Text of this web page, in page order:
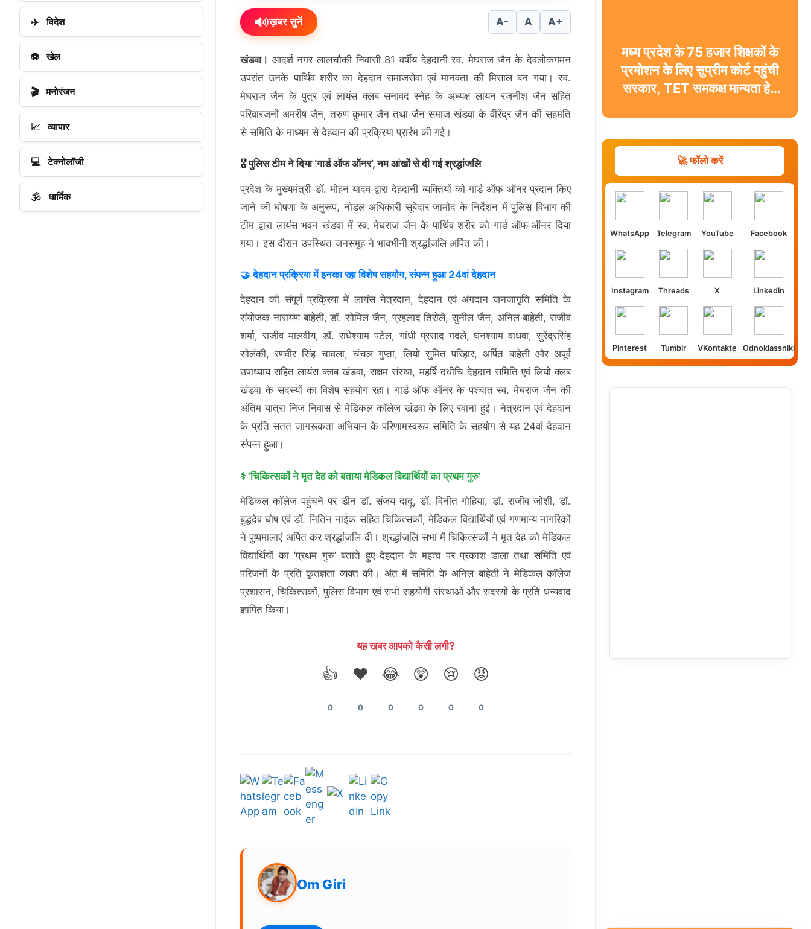
ख़बर सुनें A- A A+
खंडवा। आदर्श नगर लालचौकी निवासी 81 वर्षीय देहदानी स्व. मेघराज जैन के देवलोकगमन
उपरांत उनके पार्थिव शरीर का देहदान समाजसेवा एवं मानवता की मिसाल बन गया। स्व.
मेघराज जैन के पुत्र एवं लायंस क्लब सनावद स्नेह के अध्यक्ष लायन रजनीश जैन सहित
परिवारजनों अमरीष जैन, तरुण कुमार जैन तथा जैन समाज खंडवा के वीरेंद्र जैन की सहमति
से समिति के माध्यम से देहदान की प्रक्रिया प्रारंभ की गई।
🎖️ पुलिस टीम ने दिया ‘गार्ड ऑफ ऑनर’, नम आंखों से दी गई श्रद्धांजलि
प्रदेश के मुख्यमंत्री डॉ. मोहन यादव द्वारा देहदानी व्यक्तियों को गार्ड ऑफ ऑनर प्रदान किए
जाने की घोषणा के अनुरूप, नोडल अधिकारी सूबेदार जामोद के निर्देशन में पुलिस विभाग की
टीम द्वारा लायंस भवन खंडवा में स्व. मेघराज जैन के पार्थिव शरीर को गार्ड ऑफ ऑनर दिया
गया। इस दौरान उपस्थित जनसमूह ने भावभीनी श्रद्धांजलि अर्पित की।
🤝 देहदान प्रक्रिया में इनका रहा विशेष सहयोग, संपन्न हुआ 24वां देहदान
देहदान की संपूर्ण प्रक्रिया में लायंस नेत्रदान, देहदान एवं अंगदान जनजागृति समिति के
संयोजक नारायण बाहेती, डॉ. सोमिल जैन, प्रहलाद तिरोले, सुनील जैन, अनिल बाहेती, राजीव
शर्मा, राजीव मालवीय, डॉ. राधेश्याम पटेल, गांधी प्रसाद गदले, घनश्याम वाधवा, सुरेंद्रसिंह
सोलंकी, रणवीर सिंह चावला, चंचल गुप्ता, लियो सुमित परिहार, अर्पित बाहेती और अपूर्व
उपाध्याय सहित लायंस क्लब खंडवा, सक्षम संस्था, महर्षि दधीचि देहदान समिति एवं लियो क्लब
खंडवा के सदस्यों का विशेष सहयोग रहा। गार्ड ऑफ ऑनर के पश्चात स्व. मेघराज जैन की
अंतिम यात्रा निज निवास से मेडिकल कॉलेज खंडवा के लिए रवाना हुई। नेत्रदान एवं देहदान
के प्रति सतत जागरूकता अभियान के परिणामस्वरूप समिति के सहयोग से यह 24वां देहदान
संपन्न हुआ।
⚕️ ‘चिकित्सकों ने मृत देह को बताया मेडिकल विद्यार्थियों का प्रथम गुरु’
मेडिकल कॉलेज पहुंचने पर डीन डॉ. संजय दादू, डॉ. विनीत गोहिया, डॉ. राजीव जोशी, डॉ.
बुद्धदेव घोष एवं डॉ. नितिन नाईक सहित चिकित्सकों, मेडिकल विद्यार्थियों एवं गणमान्य नागरिकों
ने पुष्पमालाएं अर्पित कर श्रद्धांजलि दी। श्रद्धांजलि सभा में चिकित्सकों ने मृत देह को मेडिकल
विद्यार्थियों का ‘प्रथम गुरु’ बताते हुए देहदान के महत्व पर प्रकाश डाला तथा समिति एवं
परिजनों के प्रति कृतज्ञता व्यक्त की। अंत में समिति के अनिल बाहेती ने मेडिकल कॉलेज
प्रशासन, चिकित्सकों, पुलिस विभाग एवं सभी सहयोगी संस्थाओं और सदस्यों के प्रति धन्यवाद
ज्ञापित किया।
यह खबर आपको कैसी लगी?
👍
0
❤️
0
😂
0
😲
0
😢
0
😡
0
Om Giri
✈️ विदेश
⚽ खेल
🎬 मनोरंजन
📈 व्यापार
💻 टेक्नोलॉजी
🕉️ धार्मिक
मध्य प्रदेश के 75 हजार शिक्षकों के
प्रमोशन के लिए सुप्रीम कोर्ट पहुंची
सरकार, TET समकक्ष मान्यता हेतु
🚀 फॉलो करें
WhatsApp Telegram YouTube Facebook
Instagram Threads X Linkedin
Pinterest Tumblr VKontakte Odnoklassniki